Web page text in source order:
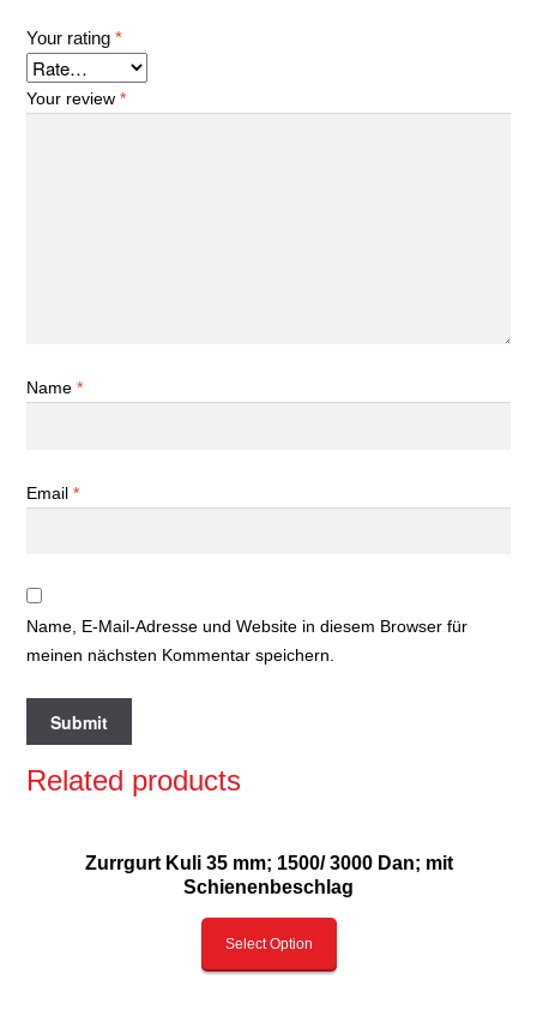
Your rating *
Your review *
Name *
Email *
Name, E-Mail-Adresse und Website in diesem Browser für
meinen nächsten Kommentar speichern.
Related products
Zurrgurt Kuli 35 mm; 1500/ 3000 Dan; mit
Schienenbeschlag
Select Option